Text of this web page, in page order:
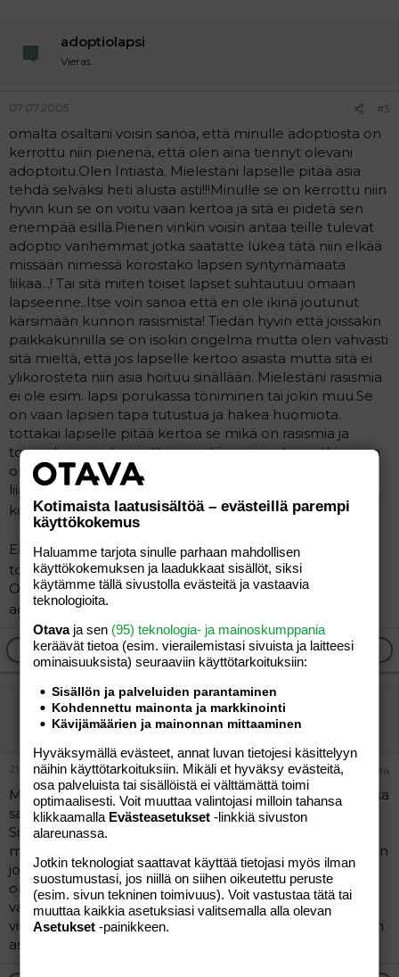
adoptiolapsi
Vieras
07.07.2005 #3
omalta osaltani voisin sanoa, että minulle adoptiosta on
kerrottu niin pienenä, että olen aina tiennyt olevani
adoptoitu.Olen Intiasta. Mielestäni lapselle pitää asia
tehdä selväksi heti alusta asti!!!Minulle se on kerrottu niin
hyvin kun se on voitu vaan kertoa ja sitä ei pidetä sen
enempää esillä.Pienen vinkin voisin antaa teille tulevat
adoptio vanhemmat jotka saatatte lukea tätä niin elkää
missään nimessä korostako lapsen syntymämaata
liikaa...! Tai sitä miten toiset lapset suhtautuu omaan
lapseenne..Itse voin sanoa että en ole ikinä joutunut
kärsimään kunnon rasismista! Tiedän hyvin että joissakin
paikkakunnilla se on isokin ongelma mutta olen vahvasti
sitä mieltä, että jos lapselle kertoo asiasta mutta sitä ei
ylikorosteta niin asia hoituu sinällään. Mielestäni rasismia
ei ole esim. lapsi porukassa töniminen tai jokin muu.Se
on vaan lapsien tapa tutustua ja hakea huomiota.
tottakai lapselle pitää kertoa se mikä on rasismia ja
toisen kiusamista mutta pieni töniminen tai potkiminen
on lasten välistä kommunikaatiota josta ei pidä tehdä
liian isoa numeroa ja jokainen lapsi joutuu joskus
kokemaan potkuja ja tönimisiä...
Ehkä meni kysymyksen ulkopuolellekkin...
toivottavasti tästä oli jollekkin jotai hyötyä...
Onnea teille jotka suunnitteletta adptiota tai olette jo
adoptiovanhempia..
Vastaa
Ilmoita asiaton viesti
pörrö
Jäsen
21.11.2007 #4
Meillä on myös toteutettu tuota, että en voi sanoa koska
sain tietää olevani ottolapsi. Olen tiennyt sen aina.
Sisarukseni Kolumbiasta samaten, ovat aina tienneet
miten maailmaan ilmestyivät. Muistan, että kirjastossa on
jokin lasten ottotyttö - kirja, jonka minä olen ottanut
omaelämäkerrakseni melkein. =) Sen avulla ilmeisesti
vanhempani ovat asian kertoneet. Valokuva-albumit ja
videonpätkät adoptiomatkoilta ulkomailla ajavat saman
asian.
Kotimaista laatusisältöä – evästeillä parempi
käyttökokemus
Haluamme tarjota sinulle parhaan mahdollisen
käyttökokemuksen ja laadukkaat sisällöt, siksi
käytämme tällä sivustolla evästeitä ja vastaavia
teknologioita.
Otavaja sen (95) teknologia- ja mainoskumppania
keräävät tietoa (esim. vierailemis­tasi sivuista ja laitteesi
ominaisuuk­sista) seuraaviin käyttötarkoituksiin:
Sisällön ja palveluiden parantaminen
Kohdennettu mainonta ja markkinointi
Kävijämäärien ja mainonnan mittaaminen
Hyväksymällä evästeet, annat luvan tietojesi käsittelyyn
näihin käyttötarkoituksiin. Mikäli et hyväksy evästeitä,
osa palveluista tai sisällöistä ei välttämättä toimi
optimaalisesti. Voit muuttaa valintojasi milloin tahansa
klikkaamalla Evästeasetukset -linkkiä sivuston
alareunassa.
Jotkin teknologiat saattavat käyttää tietojasi myös ilman
suostumustasi, jos niillä on siihen oikeutettu peruste
(esim. sivun tekninen toimivuus). Voit vastustaa tätä tai
muuttaa kaikkia asetuksiasi valitsemalla alla olevan
Asetukset -painikkeen.